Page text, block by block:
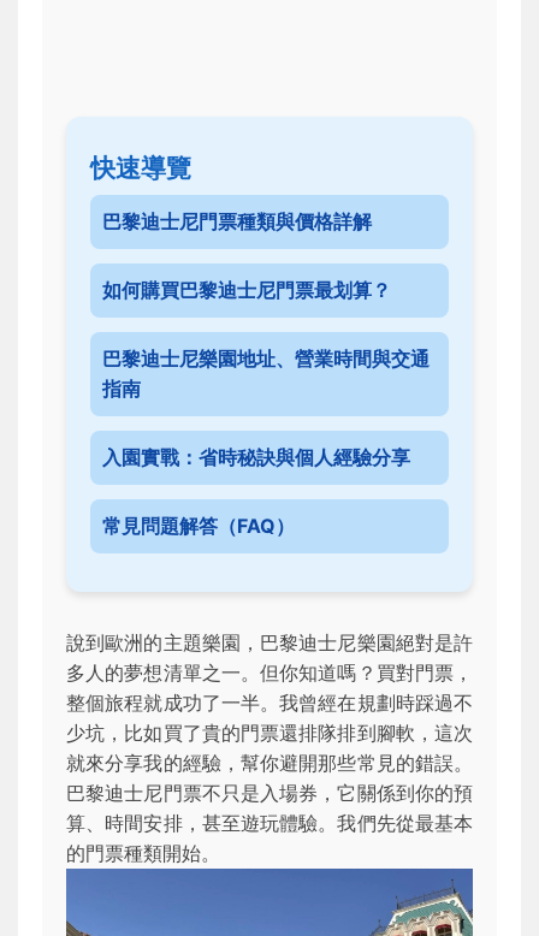
快速導覽
巴黎迪士尼門票種類與價格詳解
如何購買巴黎迪士尼門票最划算？
巴黎迪士尼樂園地址、營業時間與交通
指南
入園實戰：省時秘訣與個人經驗分享
常見問題解答（FAQ）
說到歐洲的主題樂園，巴黎迪士尼樂園絕對是許
多人的夢想清單之一。但你知道嗎？買對門票，
整個旅程就成功了一半。我曾經在規劃時踩過不
少坑，比如買了貴的門票還排隊排到腳軟，這次
就來分享我的經驗，幫你避開那些常見的錯誤。
巴黎迪士尼門票不只是入場券，它關係到你的預
算、時間安排，甚至遊玩體驗。我們先從最基本
的門票種類開始。